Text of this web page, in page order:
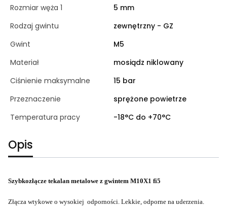
Rozmiar węża 1
5 mm
Rodzaj gwintu
zewnętrzny - GZ
Gwint
M5
Materiał
mosiądz niklowany
Ciśnienie maksymalne
15 bar
Przeznaczenie
sprężone powietrze
Temperatura pracy
-18°C do +70°C
Opis
Szybkozłącze tekalan metalowe z gwintem M10X1 fi5
Złącza wtykowe o wysokiej odporności. Lekkie, odporne na uderzenia.